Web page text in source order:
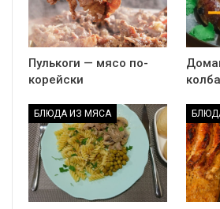
Пулькоги — мясо по-
корейски
БЛЮДА ИЗ МЯСА